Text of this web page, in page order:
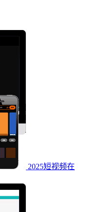
2025短视频在